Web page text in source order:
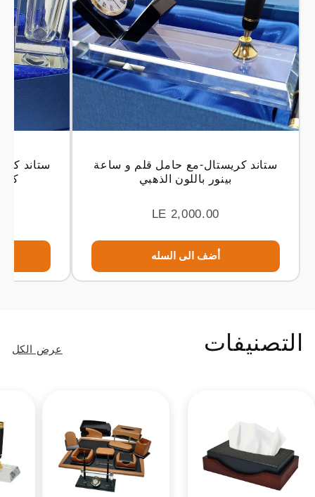
ستاند كريستال-مع حامل قلم و ساعة
بينور باللون الذهبي
LE 2,000.00
أضف الى السله
ستاند
التصنيفات عرض الكل